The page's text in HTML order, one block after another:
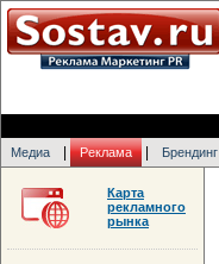
Медиа Реклама Брендинг
Карта
рекламного
рынка